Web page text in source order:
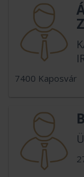
7400 Kaposvár